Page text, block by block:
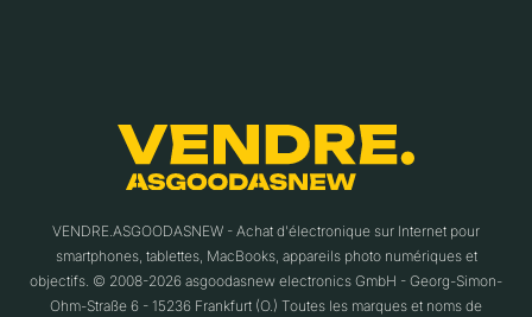
VENDRE.ASGOODASNEW - Achat d'électronique sur Internet pour
smartphones, tablettes, MacBooks, appareils photo numériques et
objectifs. © 2008-2026 asgoodasnew electronics GmbH - Georg-Simon-
Ohm-Straße 6 - 15236 Frankfurt (O.) Toutes les marques et noms de